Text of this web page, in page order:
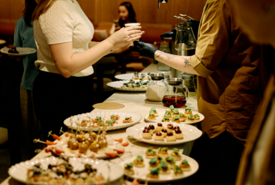
/ День открытых дверей
ФИНАНСЫ, МАРКЕТИНГ И AI: КАК
СОБСТВЕННИКУ РЕСТОРАНА
УПРАВЛЯТЬ РОСТОМ БЕЗ ХАОСА
УЗНАТЬ ПОДРОБНЕЕ